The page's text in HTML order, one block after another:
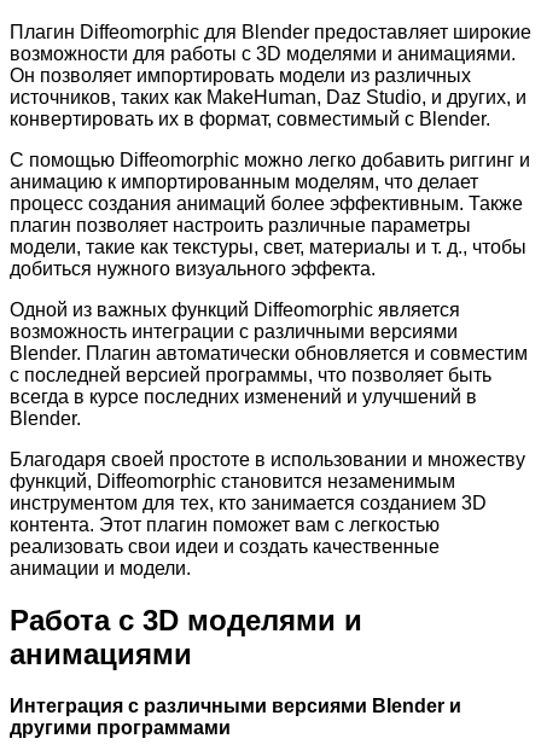
Плагин Diffeomorphic для Blender предоставляет широкие
возможности для работы с 3D моделями и анимациями.
Он позволяет импортировать модели из различных
источников, таких как MakeHuman, Daz Studio, и других, и
конвертировать их в формат, совместимый с Blender.
С помощью Diffeomorphic можно легко добавить риггинг и
анимацию к импортированным моделям, что делает
процесс создания анимаций более эффективным. Также
плагин позволяет настроить различные параметры
модели, такие как текстуры, свет, материалы и т. д., чтобы
добиться нужного визуального эффекта.
Одной из важных функций Diffeomorphic является
возможность интеграции с различными версиями
Blender. Плагин автоматически обновляется и совместим
с последней версией программы, что позволяет быть
всегда в курсе последних изменений и улучшений в
Blender.
Благодаря своей простоте в использовании и множеству
функций, Diffeomorphic становится незаменимым
инструментом для тех, кто занимается созданием 3D
контента. Этот плагин поможет вам с легкостью
реализовать свои идеи и создать качественные
анимации и модели.
Работа с 3D моделями и
анимациями
Интеграция с различными версиями Blender и
другими программами